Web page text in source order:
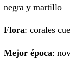
negra y martillo
Flora: corales
Mejor época: